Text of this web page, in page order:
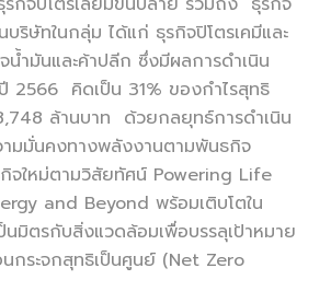
ริษัทในกลุ่ม ได้แก่ ธุรกิจปิโตรเคมีและ
น้ำมันและค้าปลีก ซึ่งมีผลการดำเนิน
2566 คิดเป็น 31% ของกำไรสุทธิ
ล้านบาท ด้วยกลยุทธ์การดำเนิน
ามมั่นคงทางพลังงานตามพันธกิจ
จใหม่ตามวิสัยทัศน์ Powering Life
and Beyond พร้อมเติบโตใน
มิตรกับสิ่งแวดล้อมเพื่อบรรลุเป้าหมาย
กระจกสุทธิเป็นศูนย์ (Net Zero